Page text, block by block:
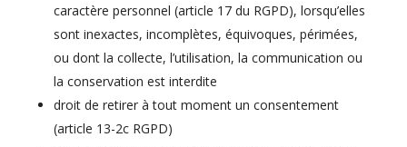
caractère personnel (article 17 du RGPD), lorsqu’elles
sont inexactes, incomplètes, équivoques, périmées,
ou dont la collecte, l’utilisation, la communication ou
la conservation est interdite
droit de retirer à tout moment un consentement
(article 13-2c RGPD)